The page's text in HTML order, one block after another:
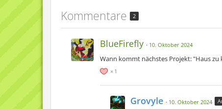
Kommentare 2
BlueFirefly 10. Oktober 2024
Wann kommt nächstes Projekt: "Haus
1
Grovyle 10. Oktober 2024